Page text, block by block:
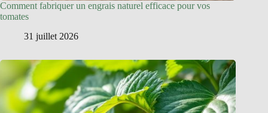
Comment fabriquer un engrais naturel efficace pour vos
tomates
31 juillet 2026